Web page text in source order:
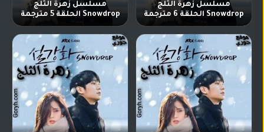
مسلسل زهرة الثلج
Snowdrop الحلقة 6 مترجمة
مسلسل زهرة الثلج
Snowdrop الحلقة 5 مترجمة